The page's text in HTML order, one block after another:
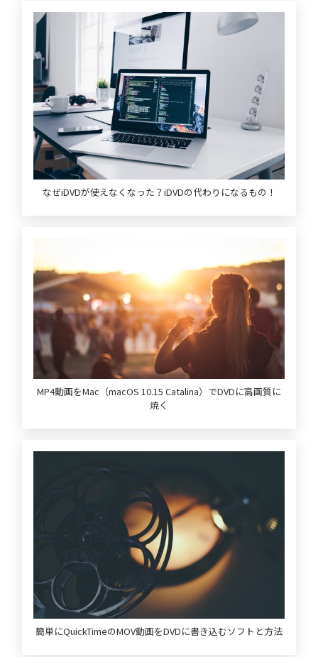
なぜiDVDが使えなくなった？iDVDの代わりになるもの！
MP4動画をMac（macOS 10.15 Catalina）でDVDに高画質に
焼く
簡単にQuickTimeのMOV動画をDVDに書き込むソフトと方法